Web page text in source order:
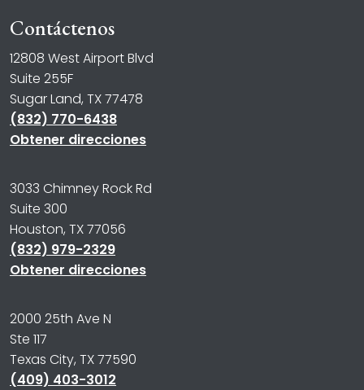
Contáctenos
12808 West Airport Blvd
Suite 255F
Sugar Land, TX 77478
(832) 770-6438
Obtener direcciones
3033 Chimney Rock Rd
Suite 300
Houston, TX 77056
(832) 979-2329
Obtener direcciones
2000 25th Ave N
Ste 117
Texas City, TX 77590
(409) 403-3012